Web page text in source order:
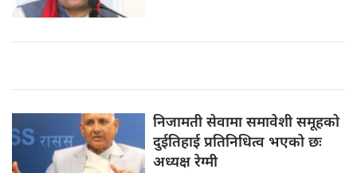
निजामती सेवामासमावेशी समूहको
दुईतिहाई प्रतिनिधित्व भएको छः
अध्यक्ष रेग्मी